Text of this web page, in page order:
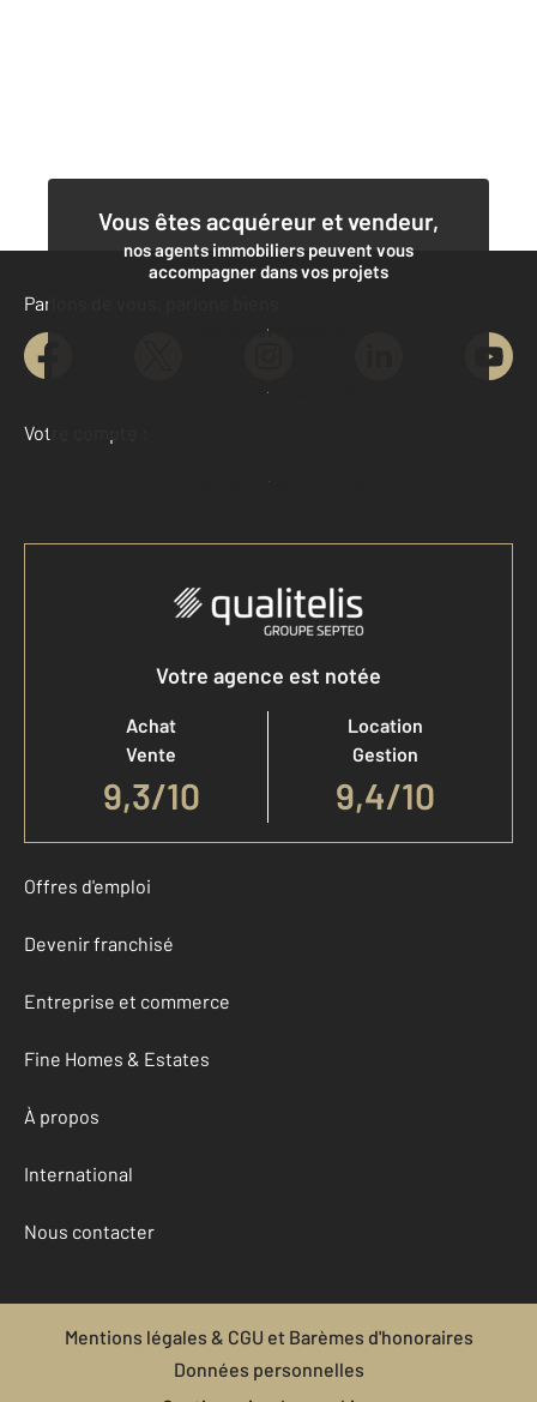
Vous êtes acquéreur et vendeur,
nos agents immobiliers peuvent vous
accompagner dans vos projets
Contacter l'agence
Demander une estimation
Parlons de vous, parlons biens
Votre compte :
Accéder à mon compte
Votre agence est notée
Achat
Vente
9,3/10
Location
Gestion
9,4/10
Offres d'emploi
Devenir franchisé
Entreprise et commerce
Fine Homes & Estates
À propos
International
Nous contacter
Mentions légales & CGU et Barèmes d'honoraires
Données personnelles